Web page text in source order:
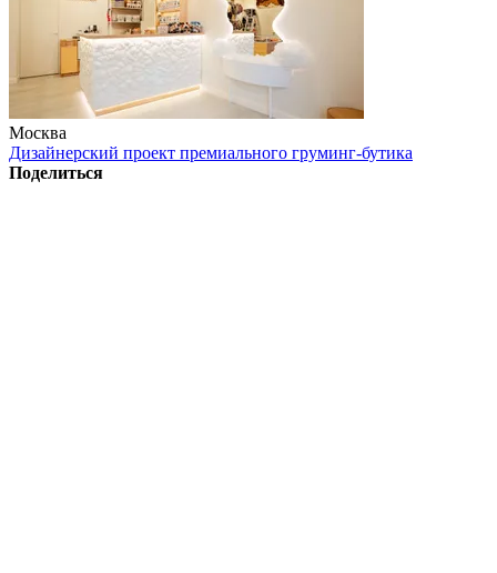
Москва
Дизайнерский проект премиального груминг-бутика
Поделиться